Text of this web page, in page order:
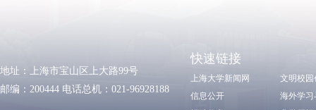
地址：上海市宝山区上大路99号
邮编：200444 电话总机：021-96928188
快速链接
上海大学新闻网
文明校园
信息公开
海外学习